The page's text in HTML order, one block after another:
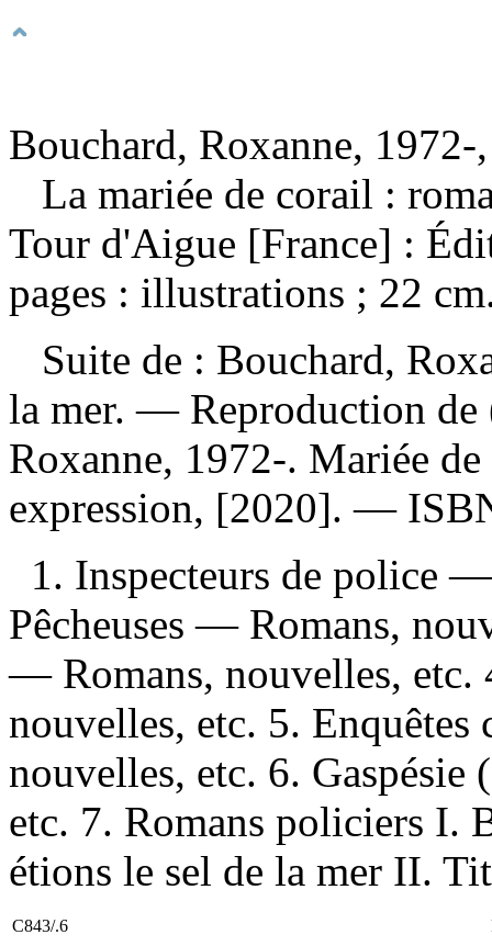
Bouchard, Roxanne, 1972-
La mariée de corail :
Tour d'Aigue [France] :
pages : illustrations ; 22
Suite de : Bouchard,
la mer. — Reproduction
Roxanne, 1972-. Mariée
expression, [2020]. —
1. Inspecteurs de police
Pêcheuses — Romans,
— Romans, nouvelles,
nouvelles, etc. 5.
nouvelles, etc. 6.
etc. 7. Romans policiers I.
étions le sel de la mer II.
C843/.6